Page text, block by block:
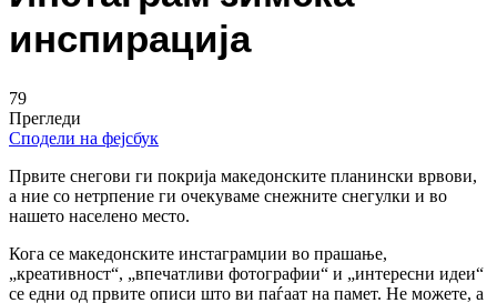
инспирација
79
Прегледи
Сподели на фејсбук
Првите снегови ги покрија македонските планински врвови,
а ние со нетрпение ги очекуваме снежните снегулки и во
нашето населено место.
Кога се македонските инстаграмџии во прашање,
„креативност“, „впечатливи фотографии“ и „интересни идеи“
се едни од првите описи што ви паѓаат на памет. Не можете, а